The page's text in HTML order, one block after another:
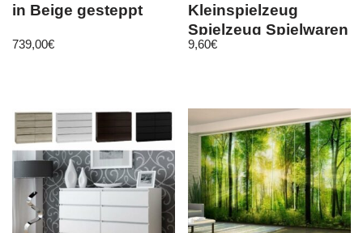
in Beige gesteppt
739,00€
Kleinspielzeug
Spielzeug Spielwaren
Neu
9,60€